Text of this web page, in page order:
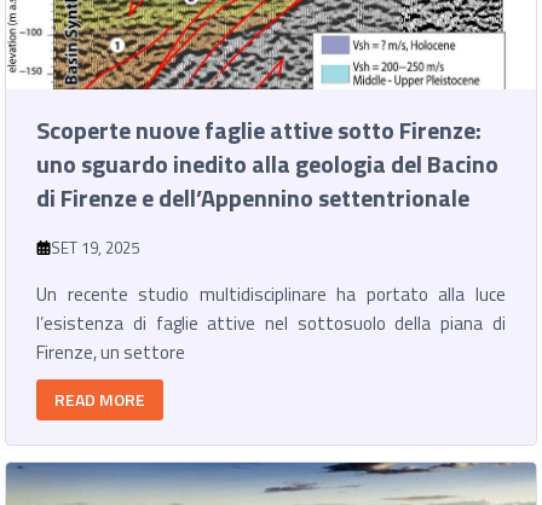
Scoperte nuove faglie attive sotto Firenze:
uno sguardo inedito alla geologia del Bacino
di Firenze e dell’Appennino settentrionale
SET 19, 2025
Un recente studio multidisciplinare ha portato alla luce
l’esistenza di faglie attive nel sottosuolo della piana di
Firenze, un settore
READ MORE